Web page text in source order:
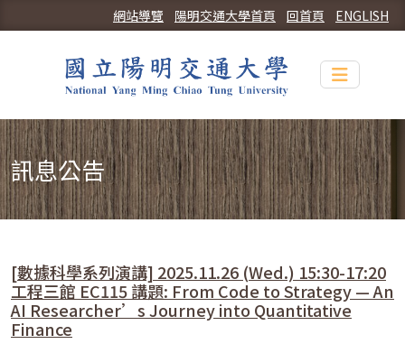
ENGLISH
回首頁
陽明交通大學首頁
網站導覽
Toggle
訊息公告
[數據科學系列演講] 2025.11.26 (Wed.) 15:30-17:20
工程三館 EC115 講題: From Code to Strategy — An
AI Researcher’s Journey into Quantitative
Finance